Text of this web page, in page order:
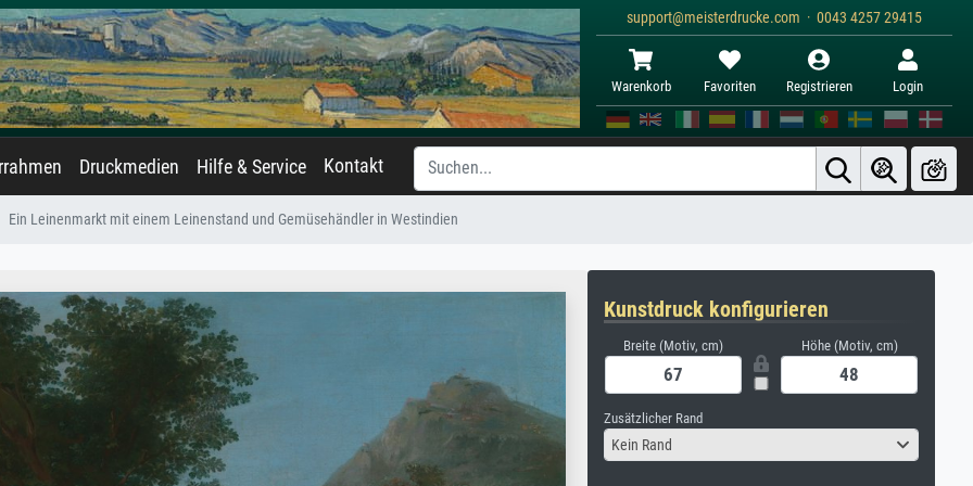
support@meisterdrucke.com · 0043 4257 29415
Warenkorb Favoriten Registrieren Login
Druckmedien Hilfe & Service Kontakt
Ein Leinenmarkt mit einem Leinenstand und Gemüsehändler in Westindien
Kunstdruck konfigurieren
Breite (Motiv, cm) Höhe (Motiv, cm)
Zusätzlicher Rand
Kein Rand